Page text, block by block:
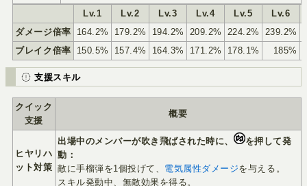
Lv.1 Lv.2 Lv.3 Lv.4 Lv.5
Lv.6
ダメージ倍率
164.2% 179.2% 194.2% 209.2% 224.2% 239.2%
ブレイク倍率
150.5% 157.4% 164.3% 171.2% 178.1% 185%
支援スキル
クイック
支援
概要
ヒヤリハ
ット対策
出場中のメンバーが吹き飛ばされた時に、
を押して発
動：
敵に手榴弾を1個投げて、 電気属性ダメージを与える。
スキル発動中、無敵効果を得る。